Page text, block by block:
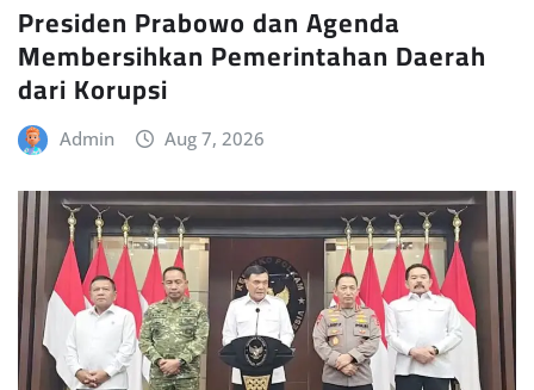
Presiden Prabowo dan Agenda
Membersihkan Pemerintahan Daerah
dari Korupsi
Admin Aug 7, 2026